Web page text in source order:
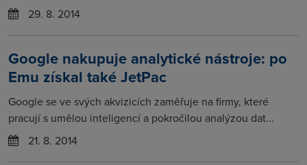
29. 8. 2014
Google nakupuje analytické nástroje: po
Emu získal také JetPac
Google se ve svých akvizicích zaměřuje na firmy, které
pracují s umělou inteligencí a pokročilou analýzou dat...
21. 8. 2014